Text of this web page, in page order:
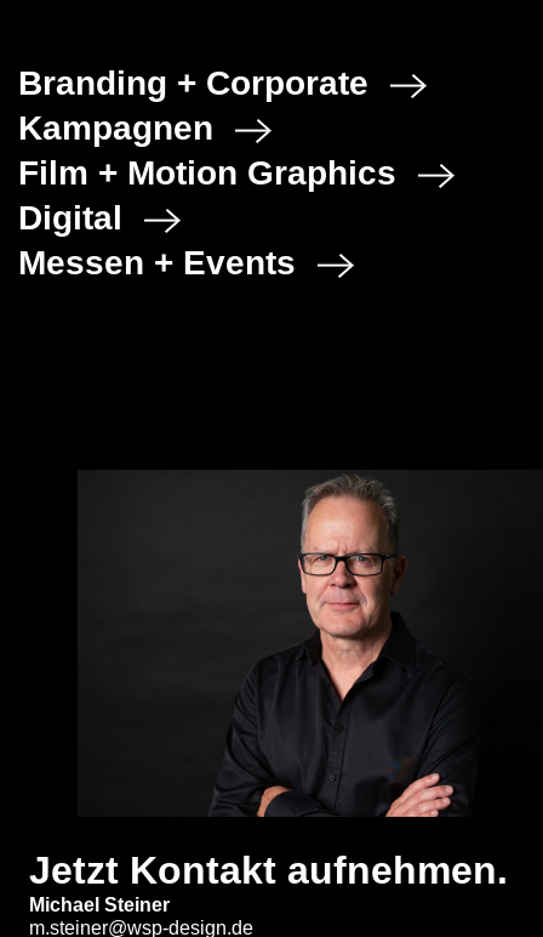
Branding + Corporate
Kampagnen
Film + Motion Graphics
Digital
Messen + Events
Jetzt Kontakt aufnehmen.
Michael Steiner
m.steiner@wsp-design.de